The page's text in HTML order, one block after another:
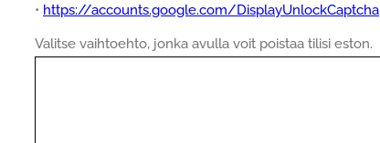
• https://accounts.google.com/DisplayUnlockCaptcha
Valitse vaihtoehto, jonka avulla voit poistaa tilisi eston.